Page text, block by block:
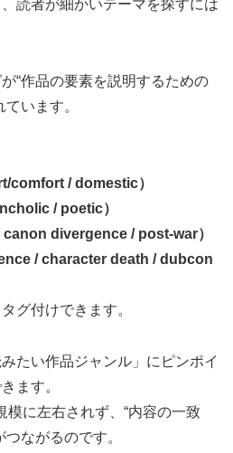
読者が細かいテーマを探すには
“作品の要素を説明するための
います。
comfort / domestic）
/ poetic）
divergence / post-war）
/ character death / dubcon
グ付けできます。
たい作品ジャンル」にピンポイ
ます。
に左右されず、“内容の一致
ながるのです。